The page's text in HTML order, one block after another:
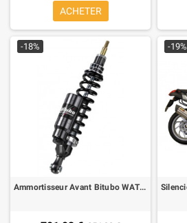
ACHETER
-18%
Ammortisseur Avant Bitubo WAT12 pour Telelever BMW R 1200 R 06-09
-19%